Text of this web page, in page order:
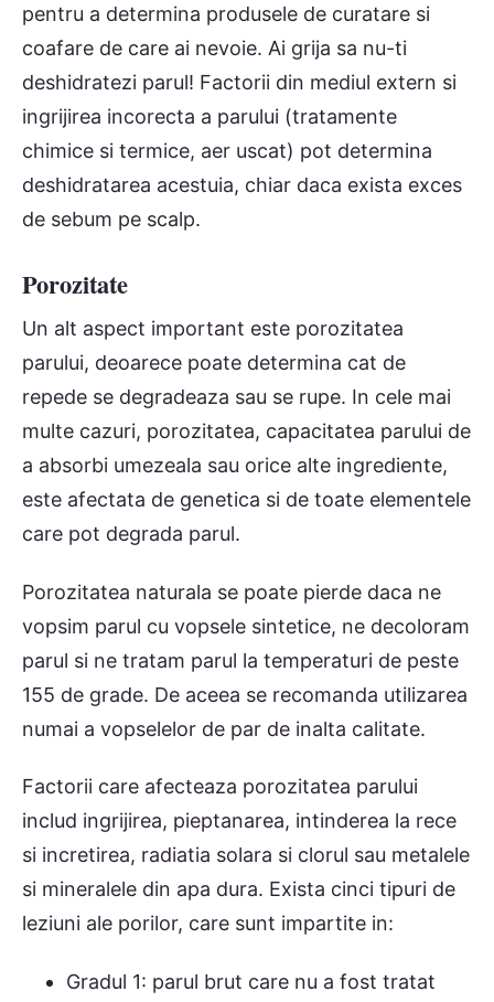
pentru a determina produsele de curatare si
coafare de care ai nevoie. Ai grija sa nu-ti
deshidratezi parul! Factorii din mediul extern si
ingrijirea incorecta a parului (tratamente
chimice si termice, aer uscat) pot determina
deshidratarea acestuia, chiar daca exista exces
de sebum pe scalp.
Porozitate
Un alt aspect important este porozitatea
parului, deoarece poate determina cat de
repede se degradeaza sau se rupe. In cele mai
multe cazuri, porozitatea, capacitatea parului de
a absorbi umezeala sau orice alte ingrediente,
este afectata de genetica si de toate elementele
care pot degrada parul.
Porozitatea naturala se poate pierde daca ne
vopsim parul cu vopsele sintetice, ne decoloram
parul si ne tratam parul la temperaturi de peste
155 de grade. De aceea se recomanda utilizarea
numai a vopselelor de par de inalta calitate.
Factorii care afecteaza porozitatea parului
includ ingrijirea, pieptanarea, intinderea la rece
si incretirea, radiatia solara si clorul sau metalele
si mineralele din apa dura. Exista cinci tipuri de
leziuni ale porilor, care sunt impartite in:
Gradul 1: parul brut care nu a fost tratat